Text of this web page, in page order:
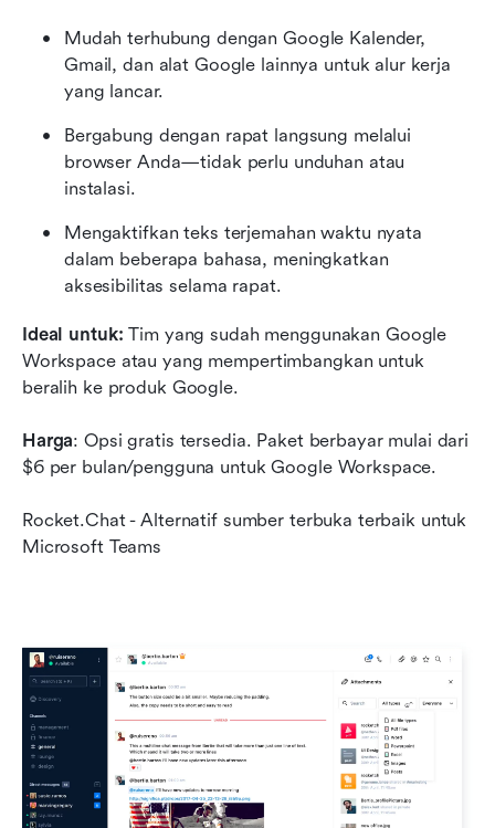
Mudah terhubung dengan Google Kalender,
Gmail, dan alat Google lainnya untuk alur kerja
yang lancar.
Bergabung dengan rapat langsung melalui
browser Anda—tidak perlu unduhan atau
instalasi.
Mengaktifkan teks terjemahan waktu nyata
dalam beberapa bahasa, meningkatkan
aksesibilitas selama rapat.
Ideal untuk: Tim yang sudah menggunakan Google
Workspace atau yang mempertimbangkan untuk
beralih ke produk Google.
Harga: Opsi gratis tersedia. Paket berbayar mulai dari
$6 per bulan/pengguna untuk Google Workspace.
Rocket.Chat - Alternatif sumber terbuka terbaik untuk
Microsoft Teams